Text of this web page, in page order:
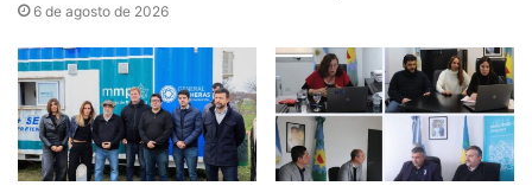
6 de agosto de 2026